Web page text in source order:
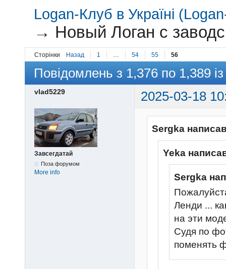
Logan-Клуб в Україні
→ Новый Логан с
Сторінки Назад 1 54 55 56
Повідомлень з 1,376 по 1,389
vlad5229 2025-03-18
Завсегдатай
Поза форумом
More info
Sergka
Yeka
Sergka
Ленди ...
на эти
Судя по
поменять